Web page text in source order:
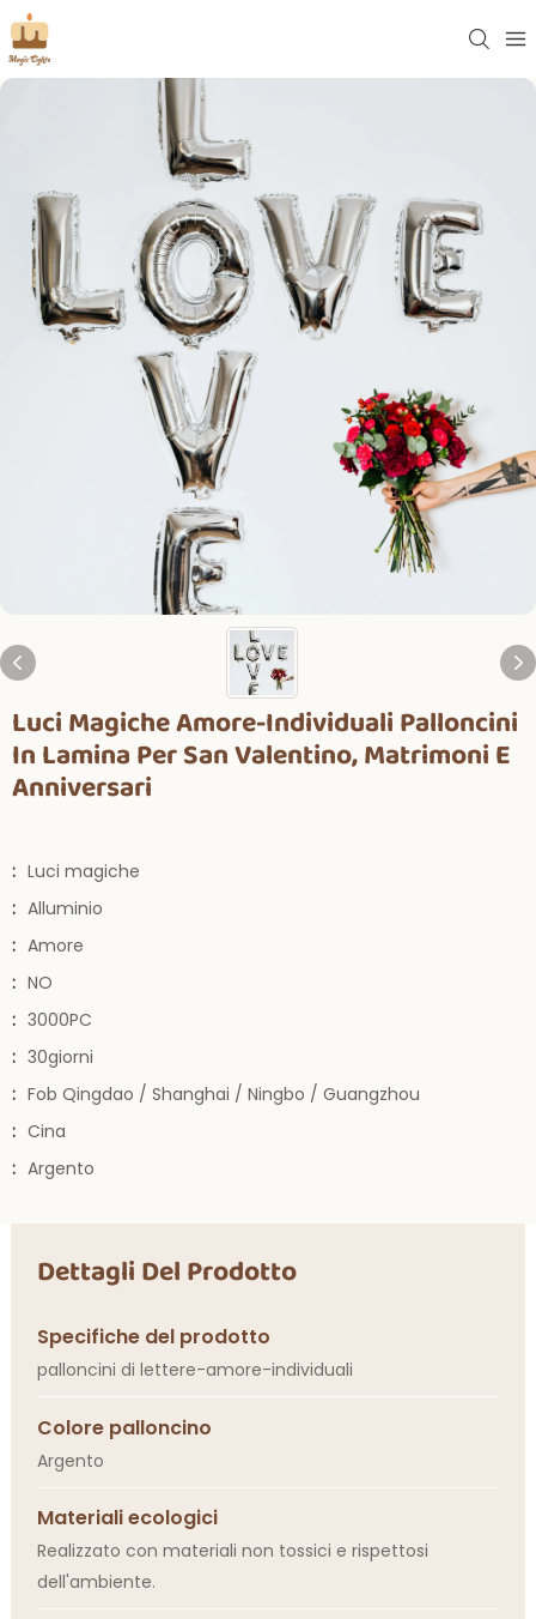
Luci Magiche Amore-Individuali Palloncini
In Lamina Per San Valentino, Matrimoni E
Anniversari
: Luci magiche
: Alluminio
: Amore
: NO
: 3000PC
: 30giorni
: Fob Qingdao / Shanghai / Ningbo / Guangzhou
: Cina
: Argento
Dettagli Del Prodotto
Specifiche del prodotto
palloncini di lettere-amore-individuali
Colore palloncino
Argento
Materiali ecologici
Realizzato con materiali non tossici e rispettosi
dell'ambiente.